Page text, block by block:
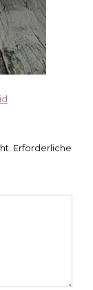
Erforderliche